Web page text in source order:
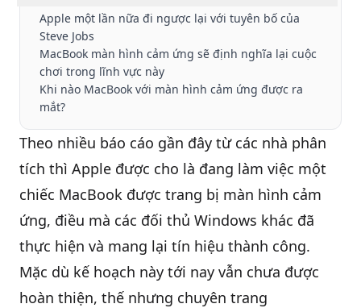
Thu Mua
Sửa Chữa
Thay Linh Kiện
QBlog
Apple một lần nữa đi ngược lại với tuyên bố của
Steve Jobs
MacBook màn hình cảm ứng sẽ định nghĩa lại cuộc
chơi trong lĩnh vực này
Khi nào MacBook với màn hình cảm ứng được ra
mắt?
Theo nhiều báo cáo gần đây từ các nhà phân
tích thì Apple được cho là đang làm việc một
chiếc MacBook được trang bị màn hình cảm
ứng, điều mà các đối thủ Windows khác đã
thực hiện và mang lại tín hiệu thành công.
Mặc dù kế hoạch này tới nay vẫn chưa được
hoàn thiện, thế nhưng chuyên trang